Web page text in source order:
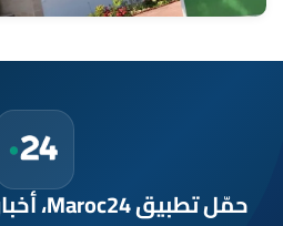
حمّل تطبيق Maroc24، أخبار المغرب تصلك أولاً